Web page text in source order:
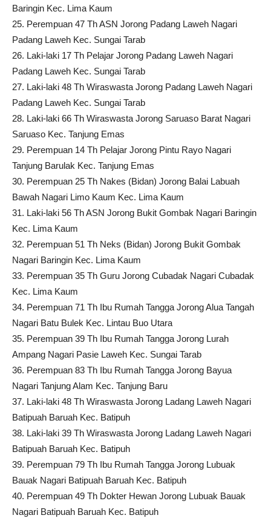
Baringin Kec. Lima Kaum
25. Perempuan 47 Th ASN Jorong Padang Laweh Nagari
Padang Laweh Kec. Sungai Tarab
26. Laki-laki 17 Th Pelajar Jorong Padang Laweh Nagari
Padang Laweh Kec. Sungai Tarab
27. Laki-laki 48 Th Wiraswasta Jorong Padang Laweh Nagari
Padang Laweh Kec. Sungai Tarab
28. Laki-laki 66 Th Wiraswasta Jorong Saruaso Barat Nagari
Saruaso Kec. Tanjung Emas
29. Perempuan 14 Th Pelajar Jorong Pintu Rayo Nagari
Tanjung Barulak Kec. Tanjung Emas
30. Perempuan 25 Th Nakes (Bidan) Jorong Balai Labuah
Bawah Nagari Limo Kaum Kec. Lima Kaum
31. Laki-laki 56 Th ASN Jorong Bukit Gombak Nagari Baringin
Kec. Lima Kaum
32. Perempuan 51 Th Neks (Bidan) Jorong Bukit Gombak
Nagari Baringin Kec. Lima Kaum
33. Perempuan 35 Th Guru Jorong Cubadak Nagari Cubadak
Kec. Lima Kaum
34. Perempuan 71 Th Ibu Rumah Tangga Jorong Alua Tangah
Nagari Batu Bulek Kec. Lintau Buo Utara
35. Perempuan 39 Th Ibu Rumah Tangga Jorong Lurah
Ampang Nagari Pasie Laweh Kec. Sungai Tarab
36. Perempuan 83 Th Ibu Rumah Tangga Jorong Bayua
Nagari Tanjung Alam Kec. Tanjung Baru
37. Laki-laki 48 Th Wiraswasta Jorong Ladang Laweh Nagari
Batipuah Baruah Kec. Batipuh
38. Laki-laki 39 Th Wiraswasta Jorong Ladang Laweh Nagari
Batipuah Baruah Kec. Batipuh
39. Perempuan 79 Th Ibu Rumah Tangga Jorong Lubuak
Bauak Nagari Batipuah Baruah Kec. Batipuh
40. Perempuan 49 Th Dokter Hewan Jorong Lubuak Bauak
Nagari Batipuah Baruah Kec. Batipuh